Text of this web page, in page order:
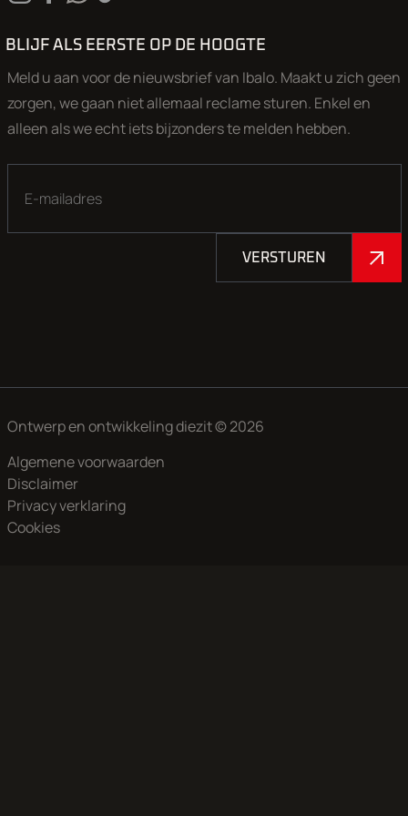
opslaglocatie en wij zijn een klein flexibel team. Wij zorgen
Openingstijden (bel ons even voordat u komt 50% van onze
): Maandag, Dinsdag, Donderdag en
17.00 uur. Zaterdag: 9.00-17.00 uur. Woensdag op afspraak
Aan onze advertenties is de grootst mogelijke zorg besteed,
BLIJF ALS EERSTE OP DE HOOGTE
Meld u aan voor de nieuwsbrief van Ibalo. Maakt u zich geen
zorgen, we gaan niet allemaal reclame sturen. Enkel en
alleen als we echt iets bijzonders te melden hebben.
VERSTUREN
Ontwerp en ontwikkelingdiezit© 2026
Algemene voorwaarden
Disclaimer
Privacy verklaring
Cookies